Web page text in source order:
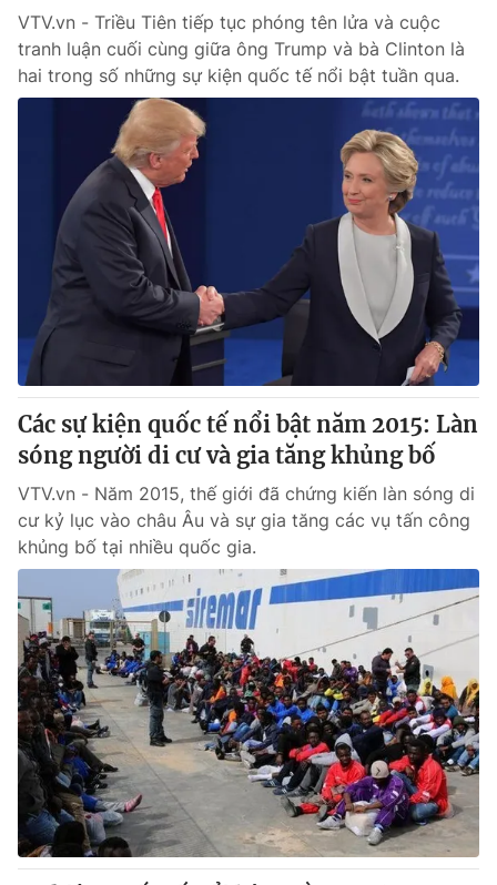
Emagazine Podcast
Photo Infographic
Shorts video
VTV Money VTV Thể thao
VTV Sức khoẻ Bất động sản
Thị trường 24h Tấm lòng Việt
VTV4 Vươn mình bằng AI
VTV9 VTV8
Liên hệ tòa soạn English
THỜI BÁO VTV
Theo dõi báo trên
Cơ quan chủ quản:Đài Truyền hình Việt Nam
Cơ quan báo chí:Thời báo VTV
VTV.vn - Triều Tiên tiếp tục phóng tên lửa và cuộc
tranh luận cuối cùng giữa ông Trump và bà Clinton là
hai trong số những sự kiện quốc tế nổi bật tuần qua.
Các sự kiện quốc tế nổi bật năm 2015: Làn
sóng người di cư và gia tăng khủng bố
VTV.vn - Năm 2015, thế giới đã chứng kiến làn sóng di
cư kỷ lục vào châu Âu và sự gia tăng các vụ tấn công
khủng bố tại nhiều quốc gia.